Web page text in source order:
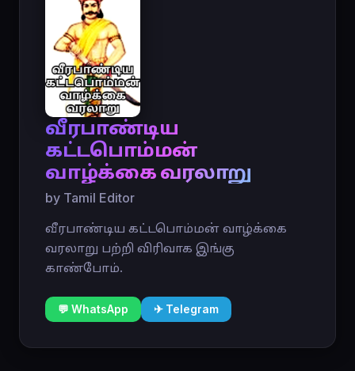
வீரபாண்டிய
கட்டபொம்மன்
வாழ்க்கை வரலாறு
by Tamil Editor
வீரபாண்டிய கட்டபொம்மன் வாழ்க்கை
வரலாறு பற்றி விரிவாக இங்கு
காண்போம்.
💬 WhatsApp ✈ Telegram